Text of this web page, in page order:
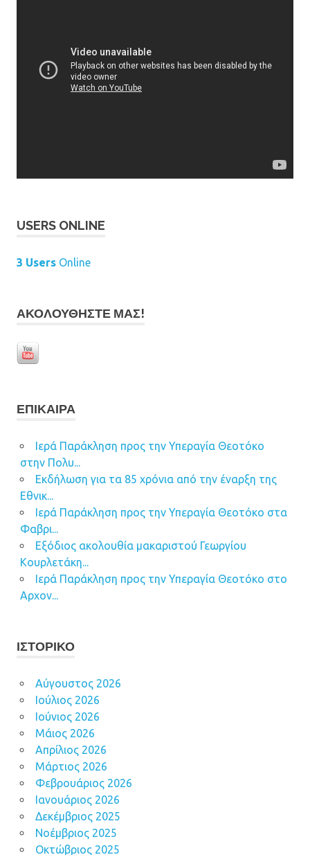
USERS ONLINE
3 Users Online
ΑΚΟΛΟΥΘΉΣΤΕ ΜΑΣ!
ΕΠΊΚΑΙΡΑ
Ιερά Παράκληση προς την Υπεραγία Θεοτόκο
στην Πολυ...
Εκδήλωση για τα 85 χρόνια από την έναρξη της
Εθνικ...
Ιερά Παράκληση προς την Υπεραγία Θεοτόκο στα
Φαβρι...
Εξόδιος ακολουθία μακαριστού Γεωργίου
Κουρλετάκη...
Ιερά Παράκληση προς την Υπεραγία Θεοτόκο στο
Αρχον...
ΙΣΤΟΡΙΚΌ
Αύγουστος 2026
Ιούλιος 2026
Ιούνιος 2026
Μάιος 2026
Απρίλιος 2026
Μάρτιος 2026
Φεβρουάριος 2026
Ιανουάριος 2026
Δεκέμβριος 2025
Νοέμβριος 2025
Οκτώβριος 2025